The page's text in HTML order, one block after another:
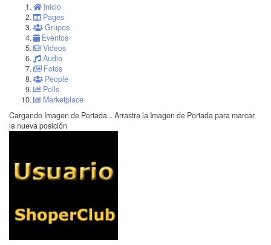
Inicio
Pages
Grupos
Eventos
Videos
Audio
Fotos
People
Polls
Marketplace
Cargando Imagen de Portada... Arrastra la Imagen de Portada para marcar
la nueva posición